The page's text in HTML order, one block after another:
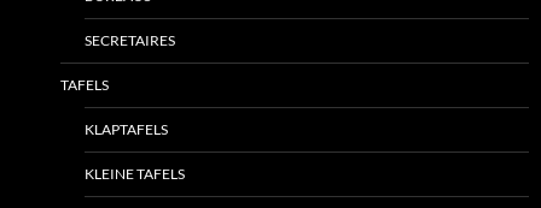
SECRETAIRES
TAFELS
KLAPTAFELS
KLEINE TAFELS